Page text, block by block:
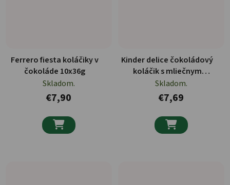
Ferrero fiesta koláčiky v
čokoláde 10x36g
Skladom.
€7,90

Kinder delice čokoládový
koláčik s mliečnym
krémom 10x39g
Skladom.
€7,69
